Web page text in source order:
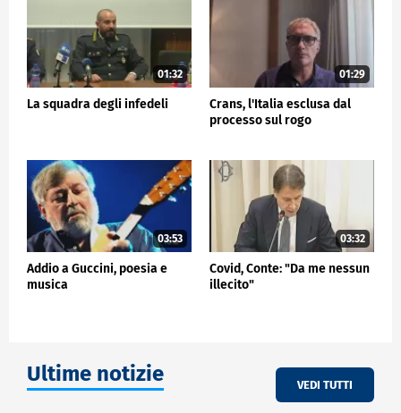
01:32
La squadra degli infedeli
01:29
Crans, l'Italia esclusa dal
processo sul rogo
03:53
Addio a Guccini, poesia e
musica
03:32
Covid, Conte: "Da me nessun
illecito"
Ultime notizie VEDI TUTTI